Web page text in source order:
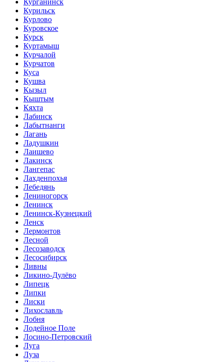
Курганинск
Курильск
Курлово
Куровское
Курск
Куртамыш
Курчалой
Курчатов
Куса
Кушва
Кызыл
Кыштым
Кяхта
Лабинск
Лабытнанги
Лагань
Ладушкин
Лаишево
Лакинск
Лангепас
Лахденпохья
Лебедянь
Лениногорск
Ленинск
Ленинск-Кузнецкий
Ленск
Лермонтов
Лесной
Лесозаводск
Лесосибирск
Ливны
Ликино-Дулёво
Липецк
Липки
Лиски
Лихославль
Лобня
Лодейное Поле
Лосино-Петровский
Луга
Луза